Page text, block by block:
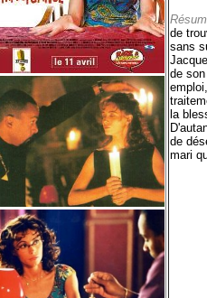
de
sans
de
la
de
mari